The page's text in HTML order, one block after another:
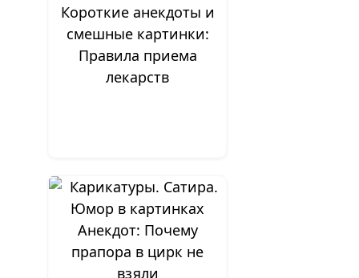
Короткие анекдоты и
смешные картинки:
Правила приема
лекарств
Анекдот: Почему
прапора в цирк не
взяли